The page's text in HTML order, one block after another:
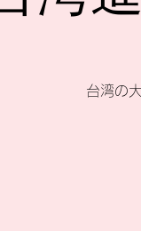
台湾の